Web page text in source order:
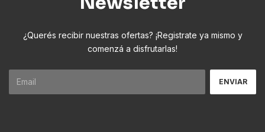
¿Querés recibir nuestras ofertas? ¡Registrate ya mismo y
comenzá a disfrutarlas!